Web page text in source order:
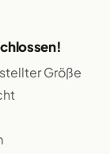
Größe